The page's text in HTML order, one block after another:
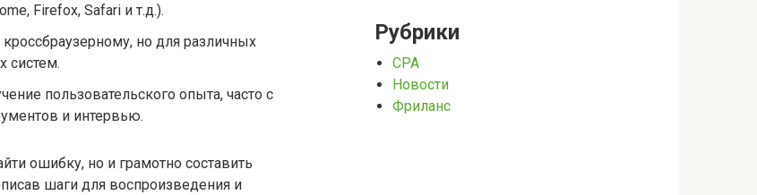
Firefox, Safari и т.д.).
но для различных
систем.
пользовательского опыта, часто с
и интервью.
ошибку, но и грамотно составить
шаги для воспроизведения и
Рубрики
CPA
Новости
Фриланс